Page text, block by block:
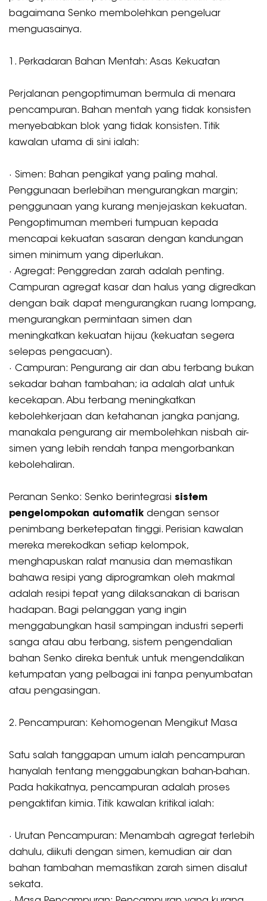
bagaimana Senko membolehkan pengeluar
menguasainya.
1. Perkadaran Bahan Mentah: Asas Kekuatan
Perjalanan pengoptimuman bermula di menara
pencampuran. Bahan mentah yang tidak konsisten
menyebabkan blok yang tidak konsisten. Titik
kawalan utama di sini ialah:
· Simen: Bahan pengikat yang paling mahal.
Penggunaan berlebihan mengurangkan margin;
penggunaan yang kurang menjejaskan kekuatan.
Pengoptimuman memberi tumpuan kepada
mencapai kekuatan sasaran dengan kandungan
simen minimum yang diperlukan.
· Agregat: Penggredan zarah adalah penting.
Campuran agregat kasar dan halus yang digredkan
dengan baik dapat mengurangkan ruang lompang,
mengurangkan permintaan simen dan
meningkatkan kekuatan hijau (kekuatan segera
selepas pengacuan).
· Campuran: Pengurang air dan abu terbang bukan
sekadar bahan tambahan; ia adalah alat untuk
kecekapan. Abu terbang meningkatkan
kebolehkerjaan dan ketahanan jangka panjang,
manakala pengurang air membolehkan nisbah air-
simen yang lebih rendah tanpa mengorbankan
kebolehaliran.
Peranan Senko: Senko berintegrasi sistem
pengelompokan automatik dengan sensor
penimbang berketepatan tinggi. Perisian kawalan
mereka merekodkan setiap kelompok,
menghapuskan ralat manusia dan memastikan
bahawa resipi yang diprogramkan oleh makmal
adalah resipi tepat yang dilaksanakan di barisan
hadapan. Bagi pelanggan yang ingin
menggabungkan hasil sampingan industri seperti
sanga atau abu terbang, sistem pengendalian
bahan Senko direka bentuk untuk mengendalikan
ketumpatan yang pelbagai ini tanpa penyumbatan
atau pengasingan.
2. Pencampuran: Kehomogenan Mengikut Masa
Satu salah tanggapan umum ialah pencampuran
hanyalah tentang menggabungkan bahan-bahan.
Pada hakikatnya, pencampuran adalah proses
pengaktifan kimia. Titik kawalan kritikal ialah:
· Urutan Pencampuran: Menambah agregat terlebih
dahulu, diikuti dengan simen, kemudian air dan
bahan tambahan memastikan zarah simen disalut
sekata.